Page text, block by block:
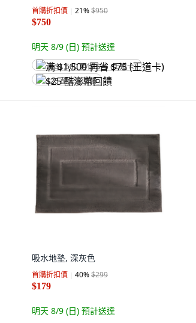
首購折扣價 21%$950
$750
明天 8/9 (日) 預計送達
满 $1,500 再省 $75 (王道卡)
$25 酷澎幣回饋
吸水地墊, 深灰色
首購折扣價 40%$299
$179
明天 8/9 (日) 預計送達